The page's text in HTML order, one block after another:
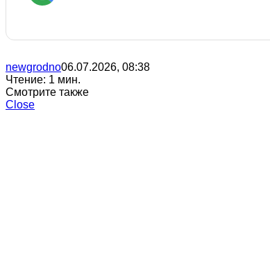
newgrodno06.07.2026, 08:38
Чтение: 1 мин.
Смотрите также
Close